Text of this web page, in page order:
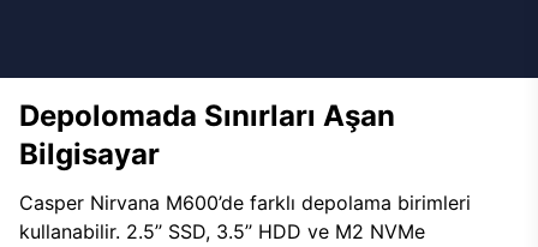
Depolomada Sınırları Aşan
Bilgisayar
Casper Nirvana M600’de farklı depolama birimleri
kullanabilir. 2.5’’ SSD, 3.5’’ HDD ve M2 NVMe